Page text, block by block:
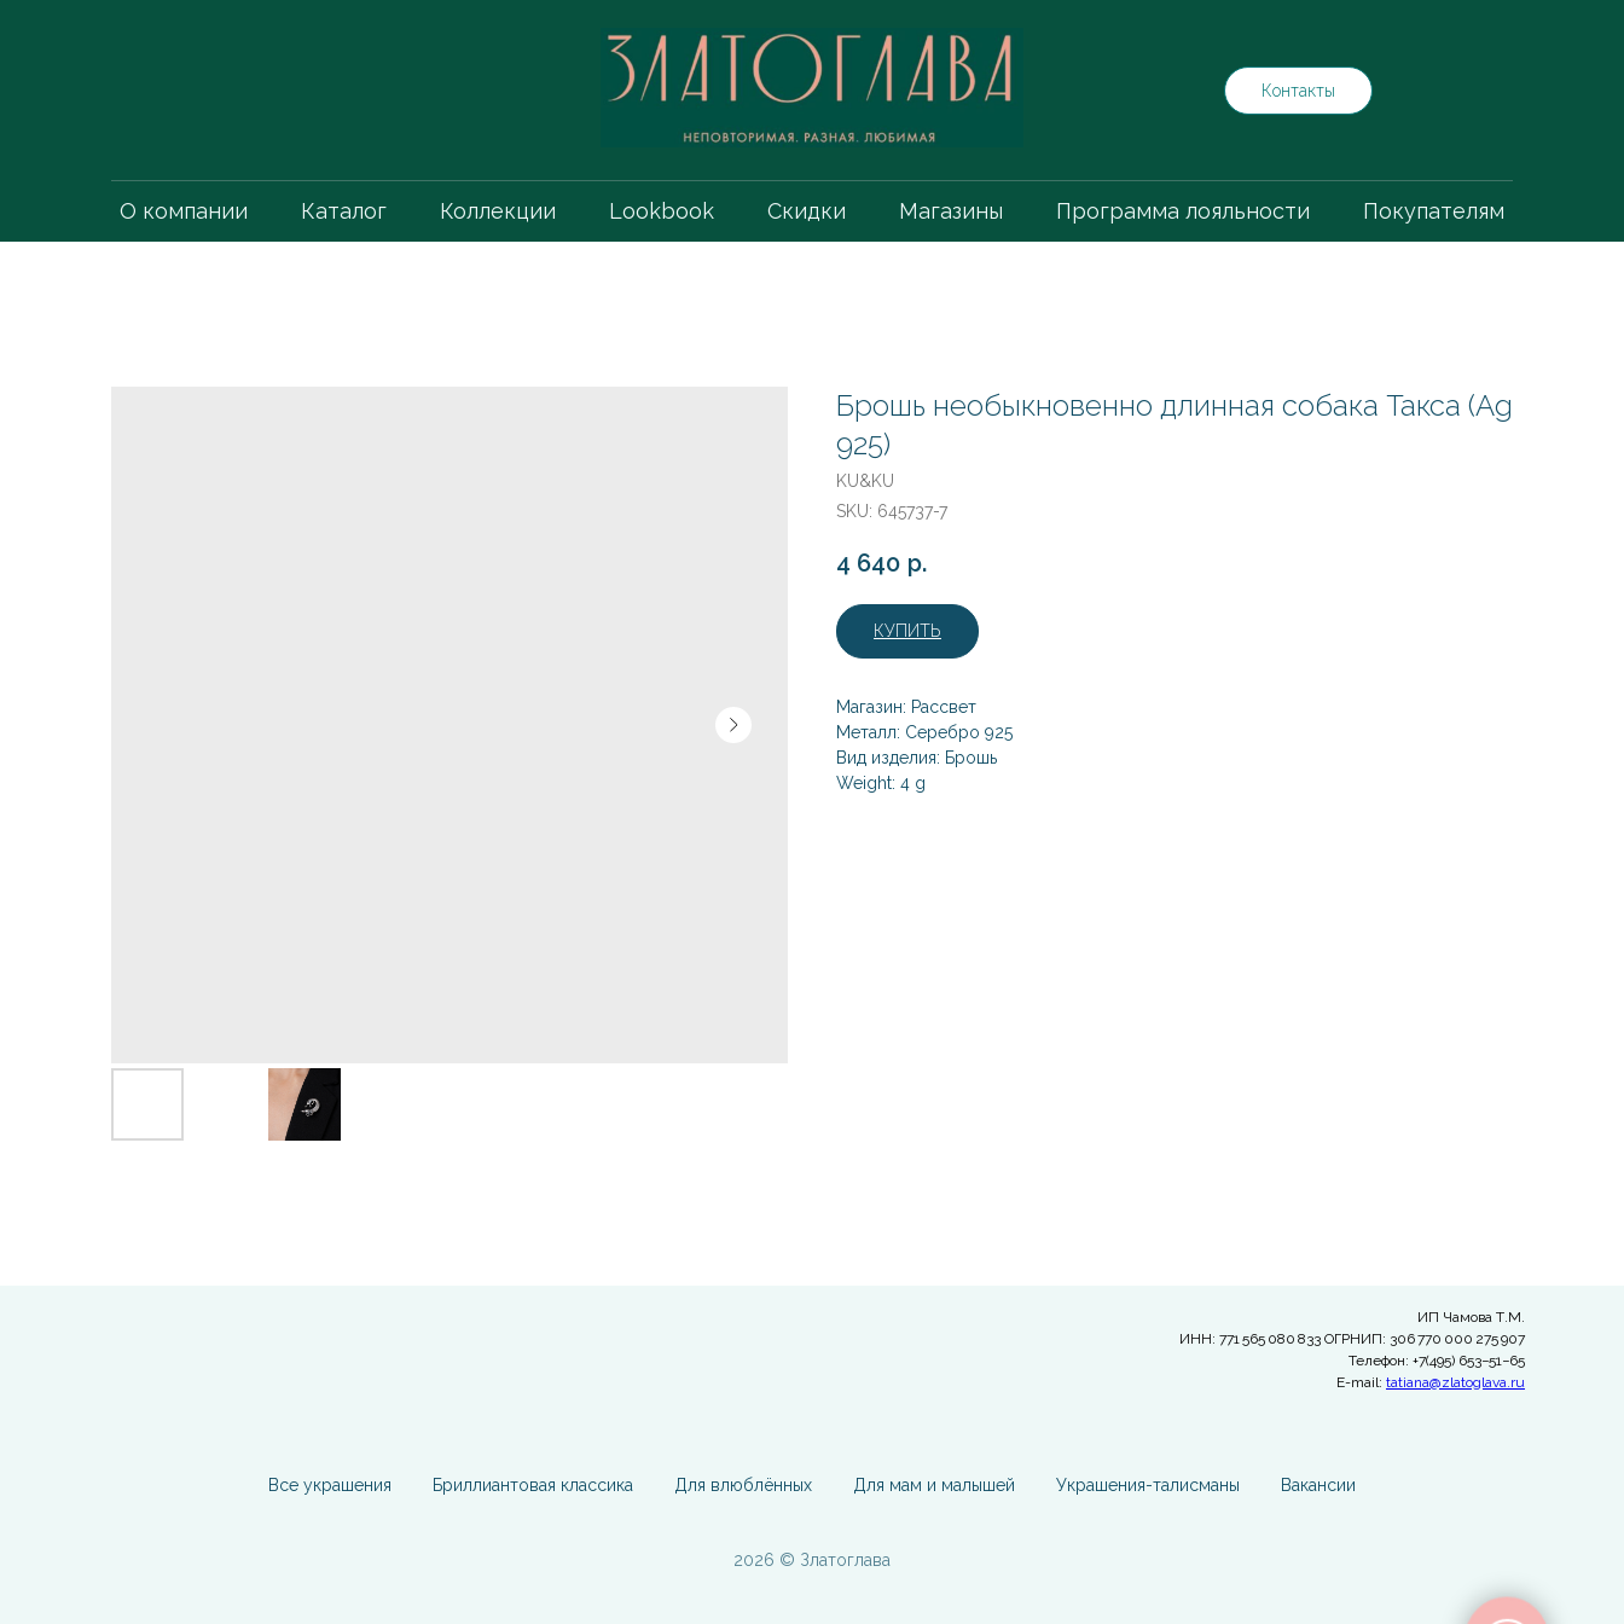
Контакты
О компании Каталог Коллекции Lookbook Скидки Магазины Программа лояльности Покупателям
Брошь необыкновенно длинная собака Такса (Ag
925)
KU&KU
SKU: 645737-7
4 640 р.
КУПИТЬ
Магазин: Рассвет
Металл: Серебро 925
Вид изделия: Брошь
Weight: 4 g
ИП Чамова Т.М.
ИНН: 771 565 080 833 ОГРНИП: 306 770 000 275 907
Телефон: +7(495) 653−51−65
E-mail: tatiana@zlatoglava.ru
Все украшения Бриллиантовая классика Для влюблённых Для мам и малышей Украшения-талисманы Вакансии
2026 © Златоглава